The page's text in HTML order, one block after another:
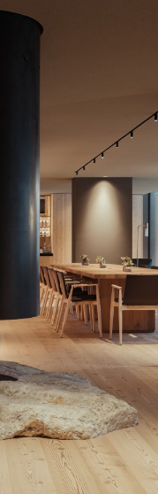
4 weitere Bilder